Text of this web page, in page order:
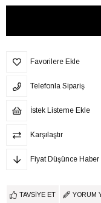
Favorilere Ekle
Telefonla Sipariş
İstek Listeme Ekle
Karşılaştır
Fiyat Düşünce Haber
TAVSIYE ET YORUM